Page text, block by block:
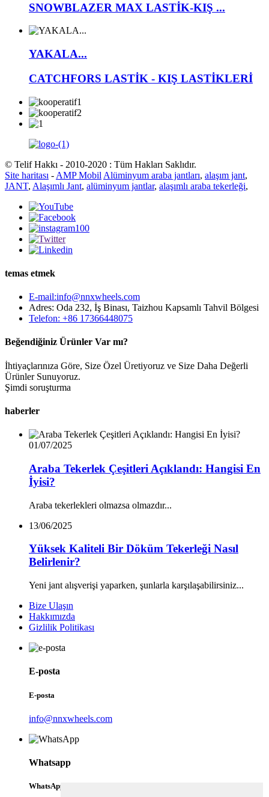
SNOWBLAZER MAX LASTİK-KIŞ ...
YAKALA...
CATCHFORS LASTİK - KIŞ LASTİKLERİ
© Telif Hakkı - 2010-2020 : Tüm Hakları Saklıdır.
Site haritası - AMP Mobil Alüminyum araba jantları, alaşım jant,
JANT, Alaşımlı Jant, alüminyum jantlar, alaşımlı araba tekerleği,
temas etmek
E-mail:info@nnxwheels.com
Adres: Oda 232, İş Binası, Taizhou Kapsamlı Tahvil Bölgesi
Telefon: +86 17366448075
Beğendiğiniz Ürünler Var mı?
İhtiyaçlarınıza Göre, Size Özel Üretiyoruz ve Size Daha Değerli
Ürünler Sunuyoruz.
Şimdi soruşturma
haberler
01/07/2025
Araba Tekerlek Çeşitleri Açıklandı: Hangisi En
İyisi?
Araba tekerlekleri olmazsa olmazdır...
13/06/2025
Yüksek Kaliteli Bir Döküm Tekerleği Nasıl
Belirlenir?
Yeni jant alışverişi yaparken, şunlarla karşılaşabilirsiniz...
Bize Ulaşın
Hakkımızda
Gizlilik Politikası
E-posta
E-posta
info@nnxwheels.com
Whatsapp
WhatsApp